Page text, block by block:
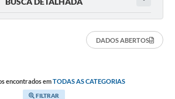
DADOS ABERTOS
encontrados emTODAS AS CATEGORIAS
FILTRAR